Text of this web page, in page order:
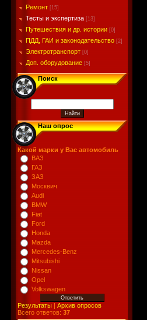
Ремонт [15]
Тесты и экспертиза [13]
Путешествия и др. истории [0]
ПДД, ГАИ и законодательство [2]
Электротранспорт [0]
Доп. оборудование [5]
Поиск
Наш опрос
Какой марки у Вас автомобиль
ВАЗ
ГАЗ
ЗАЗ
Москвич
Audi
BMW
Fiat
Ford
Honda
Mazda
Mercedes-Benz
Mitsubishi
Nissan
Opel
Volkswagen
Результаты| Архив опросов
Всего ответов: 37